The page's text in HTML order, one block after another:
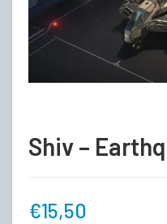
Shiv –
€15,50